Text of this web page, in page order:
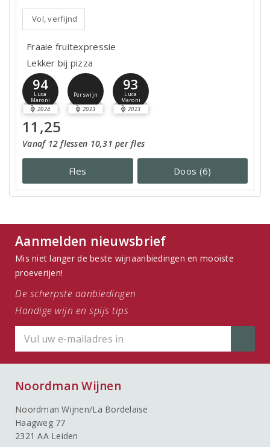
Vol, verfijnd
Fraaie fruitexpressie
Lekker bij pizza
94
Luca
Maroni
2024
Perswijn
2023
93
Luca
Maroni
2023
11,25
Vanaf 12 flessen 10,31 per fles
Fles Doos (6)
Aanmelden nieuwsbrief
Mis niet langer de beste wijnaanbiedingen en mooiste
proeverijen!
De scherpste aanbiedingen
Handige wijn en spijs tips
Noordman Wijnen
Noordman Wijnen/La Bordelaise
Haagweg 77
2321 AA Leiden